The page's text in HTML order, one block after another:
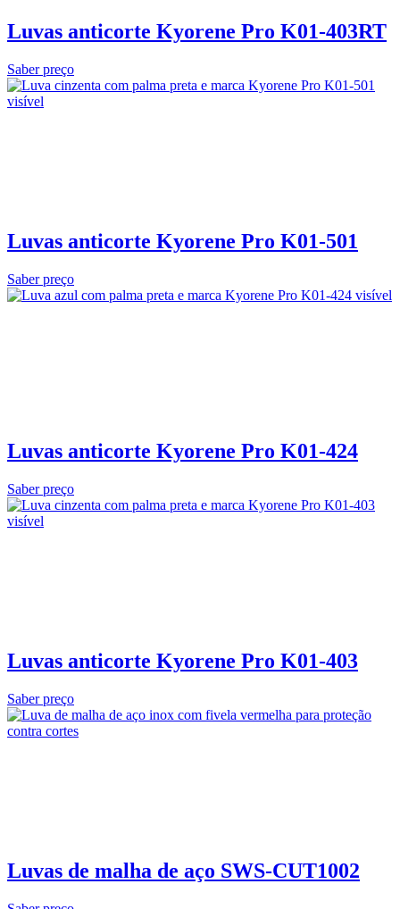
Luvas anticorte Kyorene Pro K01-403RT
Saber preço
Luvas anticorte Kyorene Pro K01-501
Saber preço
Luvas anticorte Kyorene Pro K01-424
Saber preço
Luvas anticorte Kyorene Pro K01-403
Saber preço
Luvas de malha de aço SWS-CUT1002